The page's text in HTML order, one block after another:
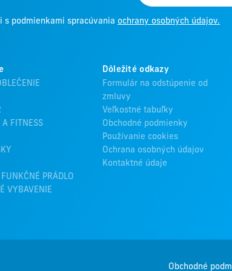
s podmienkami spracúvania ochrany osobných údajov.
FITNESS
PRÁDLO
VYBAVENIE
Dôležité odkazy
Formulár na odstúpenie od
zmluvy
Veľkostné tabuľky
Obchodné podmienky
Používanie cookies
Ochrana osobných údajov
Kontaktné údaje
Obchodné